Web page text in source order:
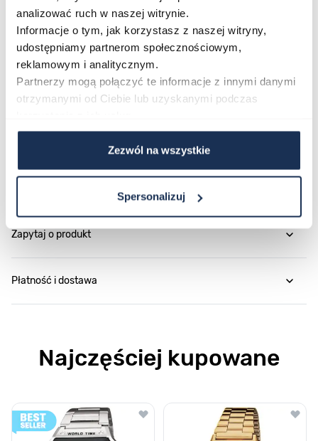
analizować ruch w naszej witrynie.
Informacje o tym, jak korzystasz z naszej witryny,
udostępniamy partnerom społecznościowym,
reklamowym i analitycznym.
Partnerzy mogą połączyć te informacje z innymi danymi
otrzymanymi od Ciebie lub uzyskanymi podczas
Zezwól na wszystkie
Spersonalizuj
damskiego zegarka z mechanizmem automatycznym w
klasycznym, srebrnym wydaniu – ten model wart jest
uwagi.
Parametry
Zapytaj o produkt
Płatność i dostawa
Najczęściej kupowane
Poruszanie się po elementach karuzeli jest możliwe za pomocą
Naciśnij, aby pominąć karuzelę
Naciśnij, aby przejść do nawigacji karuzeli